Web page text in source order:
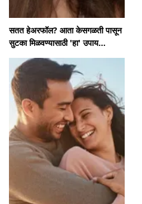
सतत हेअरफॉल? आता केसगळती पासून
सुटका मिळवण्यासाठी 'हा' उपाय...